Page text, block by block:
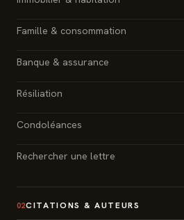
Famille & consommation
Banque & assurance
Résiliation
Condoléances
Rechercher une lettre
02CITATIONS & AUTEURS